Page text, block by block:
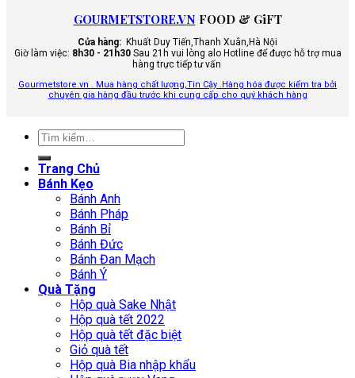
GOURMETSTORE.VN FOOD & GiFT
Cửa hàng: Khuất Duy Tiến,Thanh Xuân,Hà Nội
Giờ làm việc: 8h30 - 21h30Sau 21h vui lòng alo Hotline để được hỗ trợ mua
hàng trực tiếp tư vấn
Gourmetstore.vn . Mua hàng chất lượng,Tin Cậy .Hàng hóa được kiểm tra bởi
chuyên gia hàng đầu trước khi cung cấp cho quý khách hàng
Tìm
Trang Chủ
Bánh Kẹo
Bánh Anh
Bánh Pháp
Bánh Bỉ
Bánh Đức
Bánh Đan Mạch
Bánh Ý
Quà Tặng
Hộp quà Sake Nhật
Hộp quà tết 2022
Hộp quà tết đặc biệt
Giỏ quà tết
Hộp quà Bia nhập khẩu